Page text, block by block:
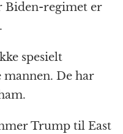
Biden-regimet er
spesielt
De har
Trump til East